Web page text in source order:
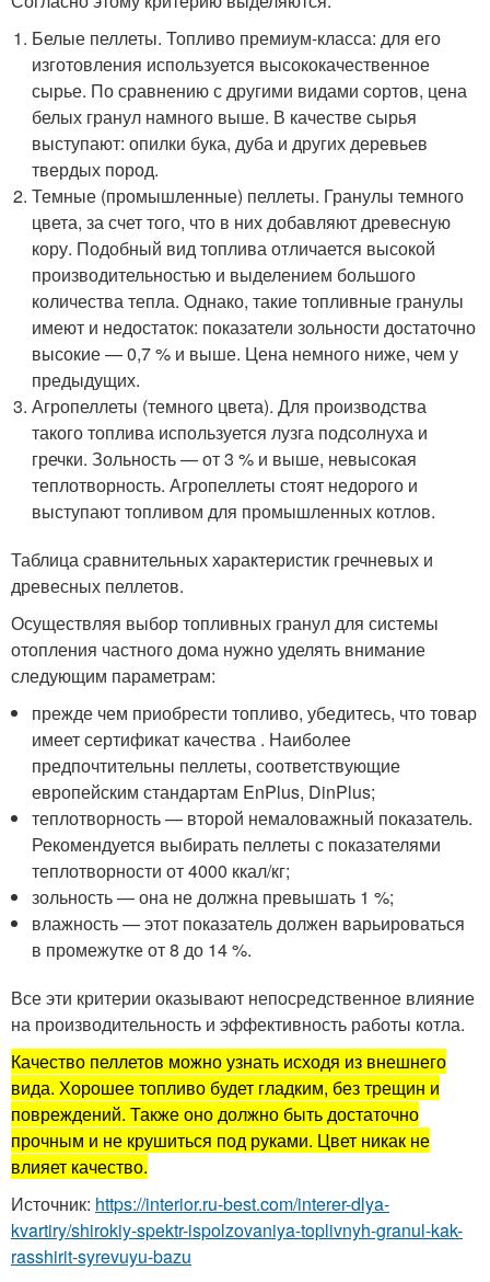
Белые пеллеты. Топливо премиум-класса: для его
изготовления используется высококачественное
сырье. По сравнению с другими видами сортов, цена
белых гранул намного выше. В качестве сырья
выступают: опилки бука, дуба и других деревьев
твердых пород.
Темные (промышленные) пеллеты. Гранулы темного
цвета, за счет того, что в них добавляют древесную
кору. Подобный вид топлива отличается высокой
производительностью и выделением большого
количества тепла. Однако, такие топливные гранулы
имеют и недостаток: показатели зольности достаточно
высокие — 0,7 % и выше. Цена немного ниже, чем у
предыдущих.
Агропеллеты (темного цвета). Для производства
такого топлива используется лузга подсолнуха и
гречки. Зольность — от 3 % и выше, невысокая
теплотворность. Агропеллеты стоят недорого и
выступают топливом для промышленных котлов.
Таблица сравнительных характеристик гречневых и
древесных пеллетов.
Осуществляя выбор топливных гранул для системы
отопления частного дома нужно уделять внимание
следующим параметрам:
прежде чем приобрести топливо, убедитесь, что товар
имеет сертификат качества . Наиболее
предпочтительны пеллеты, соответствующие
европейским стандартам EnPlus, DinPlus;
теплотворность — второй немаловажный показатель.
Рекомендуется выбирать пеллеты с показателями
теплотворности от 4000 ккал/кг;
зольность — она не должна превышать 1 %;
влажность — этот показатель должен варьироваться
в промежутке от 8 до 14 %.
Все эти критерии оказывают непосредственное влияние
на производительность и эффективность работы котла.
Качество пеллетов можно узнать исходя из внешнего
вида. Хорошее топливо будет гладким, без трещин и
повреждений. Также оно должно быть достаточно
прочным и не крушиться под руками. Цвет никак не
влияет качество.
Источник: https://interior.ru-best.com/interer-dlya-
kvartiry/shirokiy-spektr-ispolzovaniya-toplivnyh-granul-kak-
rasshirit-syrevuyu-bazu